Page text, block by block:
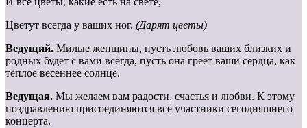
Цветут всегда у ваших ног. (Дарят цветы)
Ведущий. Милые женщины, пусть любовь ваших близких и
родных будет с вами всегда, пусть она греет ваши сердца, как
тёплое весеннее солнце.
Ведущая. Мы желаем вам радости, счастья и любви. К этому
поздравлению присоединяются все участники сегодняшнего
концерта.